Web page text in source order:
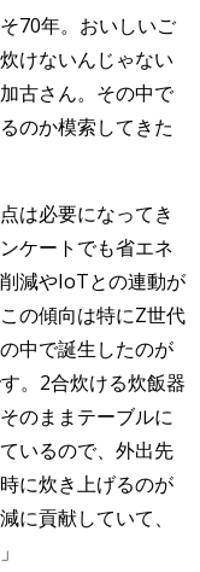
70年。おいしいご
けないんじゃない
古さん。その中で
のか模索してきた
は必要になってき
ケートでも省エネ
減やIoTとの連動が
の傾向は特にZ世代
中で誕生したのが
。2合炊ける炊飯器
のままテーブルに
いるので、外出先
に炊き上げるのが
に貢献していて、